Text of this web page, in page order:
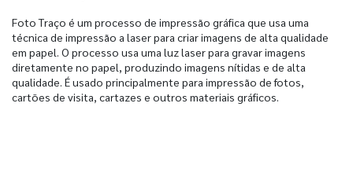
Foto Traço é um processo de impressão gráfica que usa uma
técnica de impressão a laser para criar imagens de alta qualidade
em papel. O processo usa uma luz laser para gravar imagens
diretamente no papel, produzindo imagens nítidas e de alta
qualidade. É usado principalmente para impressão de fotos,
cartões de visita, cartazes e outros materiais gráficos.